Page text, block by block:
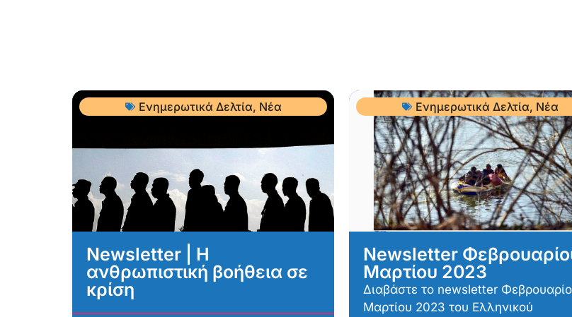
Ενημερωτικά Δελτία, Νέα
Newsletter | Η
ανθρωπιστική βοήθεια σε
κρίση
Ενημερωτικά Δελτία, Νέα
Newsletter
Μαρτίου 2023
Διαβάστε το newsletter
Μαρτίου 2023 του Ελληνικού